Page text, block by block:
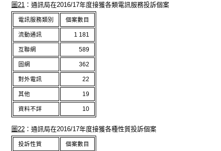
圖21 ：通訊局在2016/17年度接獲各類電訊服務投訴個案
電訊服務類別 個案數目
流動通訊 1 181
互聯網 589
固網 362
對外電訊 22
其他 19
資料不詳 10
圖22 ：通訊局在2016/17年度接獲各種性質投訴個案
投訴性質 個案數目